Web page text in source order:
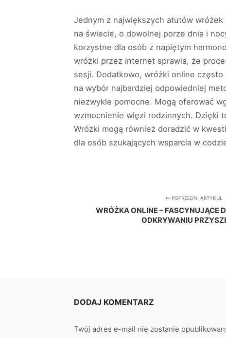
Jednym z największych atutów
na świecie, o dowolnej porze dnia i
korzystne dla osób z napiętym
wróżki przez internet sprawia, że
sesji. Dodatkowo, wróżki online
na wybór najbardziej odpowiedniej
niezwykle pomocne. Mogą oferować
wzmocnienie więzi rodzinnych. Dzięki
Wróżki mogą również doradzić w
dla osób szukających wsparcia w
POPRZEDNI ARTYKUŁ
WRÓŻKA ONLINE – FASCYNUJĄCE
ODKRYWANIU
DODAJ KOMENTARZ
Twój adres e-mail nie zostanie